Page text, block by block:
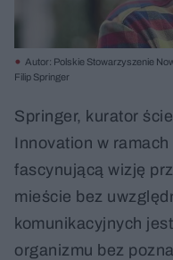
Autor: Polskie Stowarzyszenie
Filip Springer
Springer, kurator
Innovation w
fascynującą wizję
mieście bez
komunikacyjnych
organizmu bez